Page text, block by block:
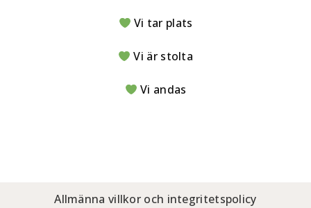
Vi tar plats
Vi är stolta
Vi andas
Allmänna villkor och integritetspolicy